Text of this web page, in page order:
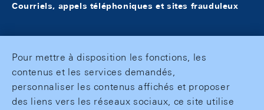
Courriels, appels téléphoniques et sites frauduleux
Pour mettre à disposition les fonctions, les
contenus et les services demandés,
personnaliser les contenus affichés et proposer
des liens vers les réseaux sociaux, ce site utilise